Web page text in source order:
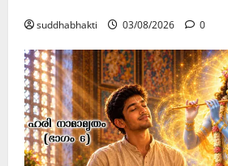
suddhabhakti 03/08/2026 0